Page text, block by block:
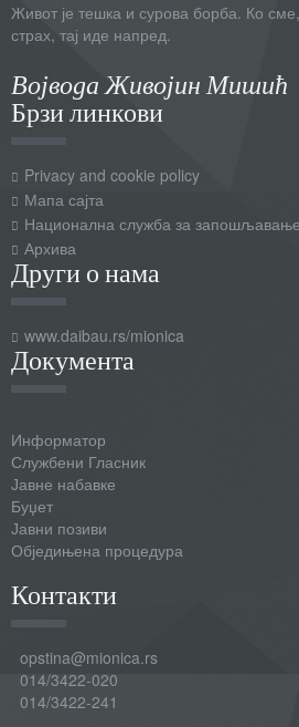
Живот је тешка и сурова борба. Ко
страх, тај иде напред.
Војвода Живојин Мишић
Брзи линкови
Privacy and cookie policy
Мапа сајта
Национална служба за запошљавање
Архива
Други о нама
www.daibau.rs/mionica
Документа
Информатор
Службени Гласник
Јавне набавке
Буџет
Јавни позиви
Обједињена процедура
Контакти
opstina@mionica.rs
014/3422-020
014/3422-241